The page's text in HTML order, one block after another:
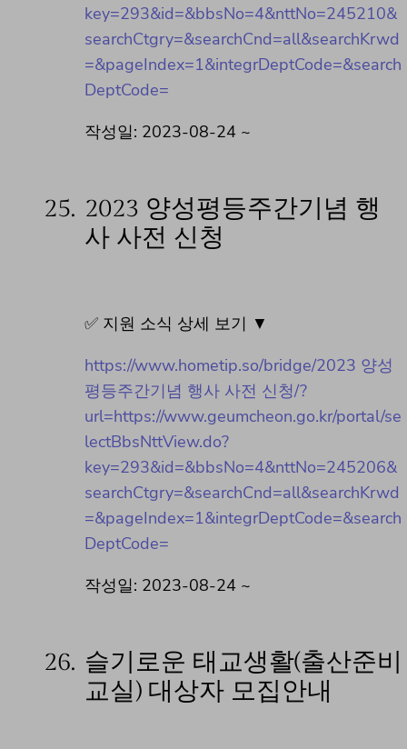
key=293&id=&bbsNo=4&nttNo=245210&
searchCtgry=&searchCnd=all&searchKrwd
=&pageIndex=1&integrDeptCode=&search
DeptCode=
작성일: 2023-08-24 ~
25. 2023 양성평등주간기념 행
사 사전 신청
✅ 지원 소식 상세 보기 ▼
https://www.hometip.so/bridge/2023 양성
평등주간기념 행사 사전 신청/?
url=https://www.geumcheon.go.kr/portal/se
lectBbsNttView.do?
key=293&id=&bbsNo=4&nttNo=245206&
searchCtgry=&searchCnd=all&searchKrwd
=&pageIndex=1&integrDeptCode=&search
DeptCode=
작성일: 2023-08-24 ~
26. 슬기로운 태교생활(출산준비
교실) 대상자 모집안내